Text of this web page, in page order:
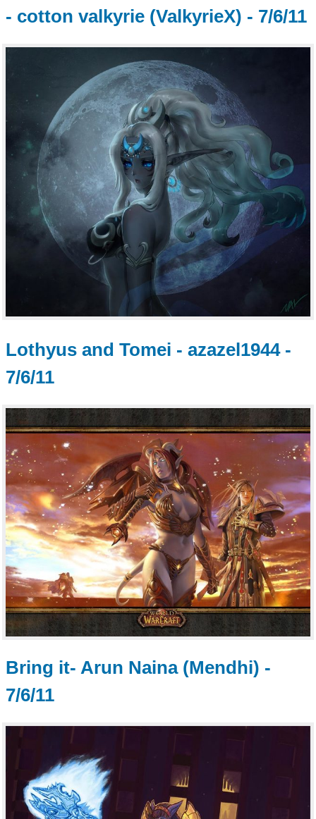
- cotton valkyrie (ValkyrieX) - 7/6/11
Lothyus and Tomei - azazel1944 -
7/6/11
Bring it- Arun Naina (Mendhi) -
7/6/11